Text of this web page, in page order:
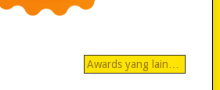
Awards yang lain…